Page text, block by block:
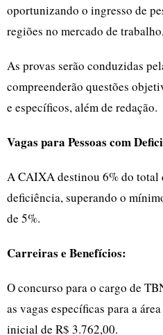
oportunizando o ingresso de
regiões no mercado de
As provas serão conduzidas
compreenderão questões
e específicos, além de redação.
Vagas para Pessoas com
A CAIXA destinou 6% do total
deficiência, superando o
de 5%.
Carreiras e Benefícios:
O concurso para o cargo de
as vagas específicas para a
inicial de R$ 3.762,00.